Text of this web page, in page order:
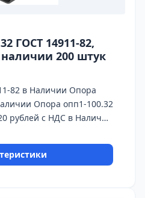
ГОСТ 14911-82,
наличии 200 штук
82 в Наличии Опора
Опора опп1-100.32
рублей с НДС в Наличии
на используемые
Гарантия 24